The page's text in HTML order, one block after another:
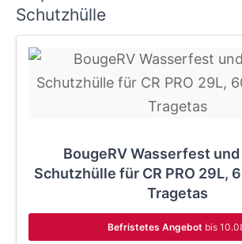
Schutzhülle
BougeRV Wasserfest
Schutzhülle für CR PRO 29L,
Tragetas
Befristetes Angebot bis